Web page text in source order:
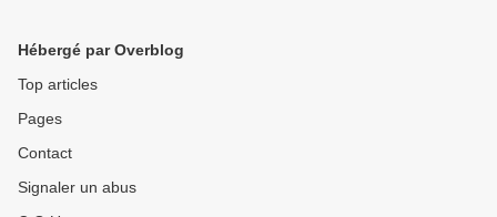
Hébergé par Overblog
Top articles
Pages
Contact
Signaler un abus